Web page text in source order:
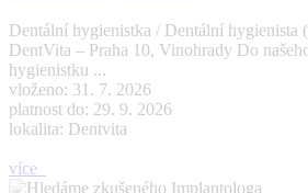
Dentální hygienistka / Dentální hygienista
DentVita – Praha 10, Vinohrady Do
hygienistku ...
vloženo: 31. 7. 2026
platnost do: 29. 9. 2026
lokalita: Dentvita
více